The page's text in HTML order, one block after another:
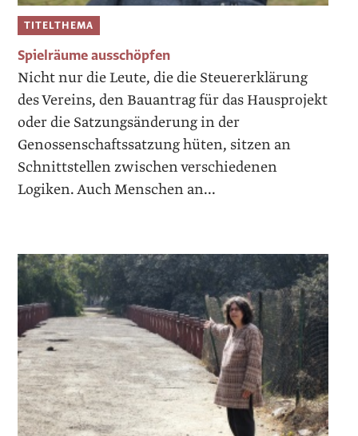
TITELTHEMA
Spielräume ausschöpfen
Nicht nur die Leute, die die Steuererklärung
des Vereins, den Bauantrag für das Hausprojekt
oder die Satzungsänderung in der
Genossenschaftssatzung hüten, sitzen an
Schnittstellen zwischen verschiedenen
Logiken. Auch Menschen an...